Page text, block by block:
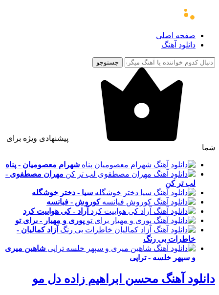
صفحه اصلی
دانلود آهنگ
جستوجو
پیشنهادی ویژه برای
شما
شهرام معصومیان - پناه
مهران مصطفوی -
لب تر کن
سیا - دختر خوشگله
کوروش - فیانسه
آراد - کی هواییت کرد
پوری و مهیار - برای تو
آزاد کمالیان -
خاطرات بی رنگ
شاهین میری
و سپهر خلسه - تراپی
دانلود آهنگ محسن ابراهیم زاده دل مو